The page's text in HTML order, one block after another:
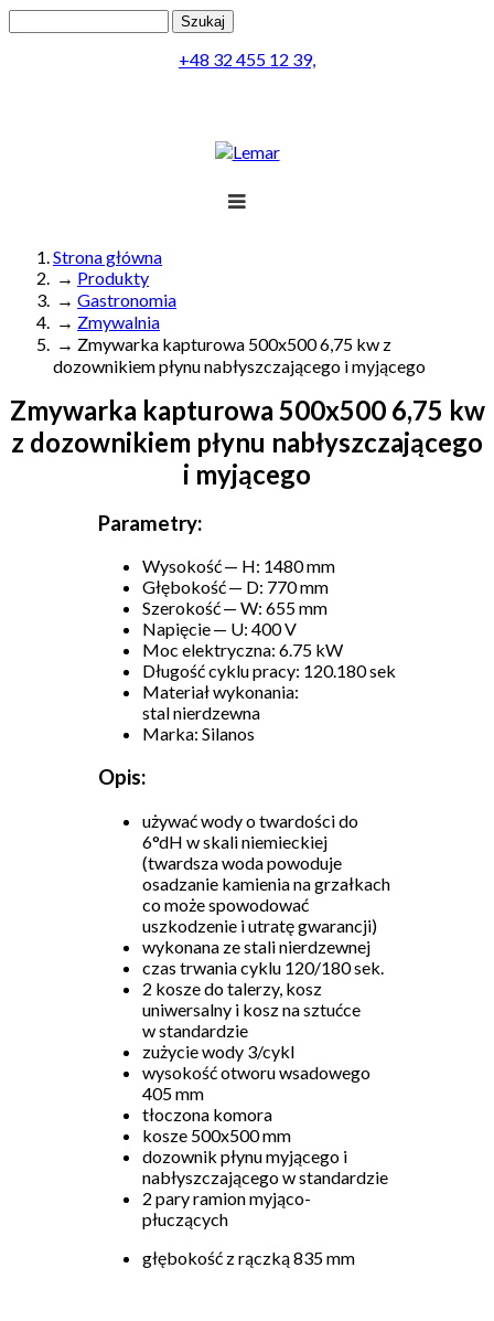
Formularz wyszukiwania
+48 32 455 12 39,
Realizacja
Obsługa
Jesteś tutaj
Strona główna
→ Produkty
→ Gastronomia
→ Zmywalnia
→ Zmywarka kapturowa 500x500 6,75 kw z
dozownikiem płynu nabłyszczającego i myjącego
Zmywarka kapturowa 500x500 6,75 kw
z dozownikiem płynu nabłyszczającego
i myjącego
Parametry:
Wysokość — H: 1480 mm
Głębokość — D: 770 mm
Szerokość — W: 655 mm
Napięcie — U: 400 V
Moc elektryczna: 6.75 kW
Długość cyklu pracy: 120.180 sek
Materiał wykonania:
stal nierdzewna
Marka: Silanos
Opis:
używać wody o twardości do
6°dH w skali niemieckiej
(twardsza woda powoduje
osadzanie kamienia na grzałkach
co może spowodować
uszkodzenie i utratę gwarancji)
wykonana ze stali nierdzewnej
czas trwania cyklu 120/180 sek.
2 kosze do talerzy, kosz
uniwersalny i kosz na sztućce
w standardzie
zużycie wody 3/cykl
wysokość otworu wsadowego
405 mm
tłoczona komora
kosze 500x500 mm
dozownik płynu myjącego i
nabłyszczającego w standardzie
2 pary ramion myjąco-
płuczących
głębokość z rączką 835 mm